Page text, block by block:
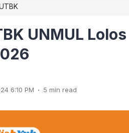
UNMUL
6:10 PM . 5 min read